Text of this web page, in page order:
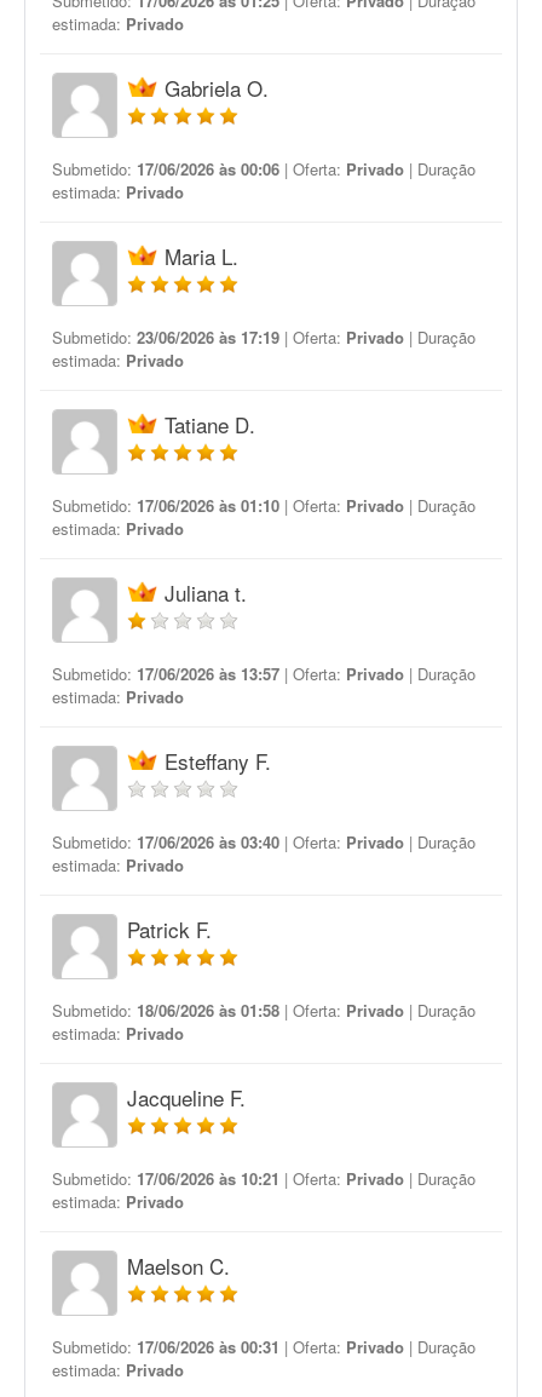
estimada: Privado
Gabriela O.
Submetido: 17/06/2026 às 00:06 | Oferta: Privado | Duração
estimada: Privado
Maria L.
Submetido: 23/06/2026 às 17:19 | Oferta: Privado | Duração
estimada: Privado
Tatiane D.
Submetido: 17/06/2026 às 01:10 | Oferta: Privado | Duração
estimada: Privado
Juliana t.
Submetido: 17/06/2026 às 13:57 | Oferta: Privado | Duração
estimada: Privado
Esteffany F.
Submetido: 17/06/2026 às 03:40 | Oferta: Privado | Duração
estimada: Privado
Patrick F.
Submetido: 18/06/2026 às 01:58 | Oferta: Privado | Duração
estimada: Privado
Jacqueline F.
Submetido: 17/06/2026 às 10:21 | Oferta: Privado | Duração
estimada: Privado
Maelson C.
Submetido: 17/06/2026 às 00:31 | Oferta: Privado | Duração
estimada: Privado